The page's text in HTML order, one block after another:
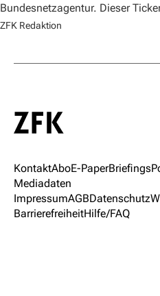
Bundesnetzagentur. Dieser
ZFK Redaktion
KontaktAboE-PaperBriefings
Mediadaten
ImpressumAGBDatenschutz
BarrierefreiheitHilfe/FAQ